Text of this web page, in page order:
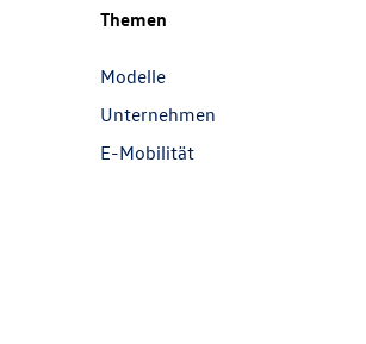
Themen
Modelle
Unternehmen
E-Mobilität